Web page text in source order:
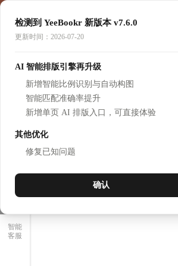
智能
客服
检测到 YeeBookr 新版本 v7.6.0
更新时间：2026-07-20
AI 智能排版引擎再升级
新增智能比例识别与自动构图
智能匹配准确率提升
新增单页 AI 排版入口，可直接体验
其他优化
修复已知问题
确认
AI做书
选产品
壹个展厅